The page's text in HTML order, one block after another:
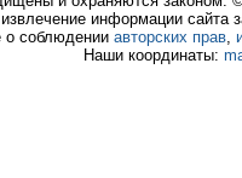
информации
о соблюдении авторских прав,
Наши координаты: